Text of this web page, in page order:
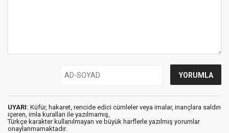
UYARI: Küfür, hakaret, rencide edici cümleler veya imalar, inançlara saldırı
içeren, imla kuralları ile yazılmamış,
Türkçe karakter kullanılmayan ve büyük harflerle yazılmış yorumlar
onaylanmamaktadır.